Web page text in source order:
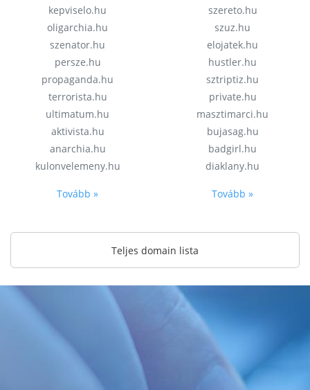
kepviselo.hu
oligarchia.hu
szenator.hu
persze.hu
propaganda.hu
terrorista.hu
ultimatum.hu
aktivista.hu
anarchia.hu
kulonvelemeny.hu
Tovább »
szereto.hu
szuz.hu
elojatek.hu
hustler.hu
sztriptiz.hu
private.hu
masztimarci.hu
bujasag.hu
badgirl.hu
diaklany.hu
Tovább »
Teljes domain lista